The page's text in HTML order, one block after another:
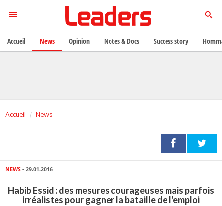
Accueil News
NEWS - 29.01.2016
Habib Essid : des mesures courageuses mais parfois
irréalistes pour gagner la bataille de l'emploi
Accueil News Opinion Notes & Docs Success story